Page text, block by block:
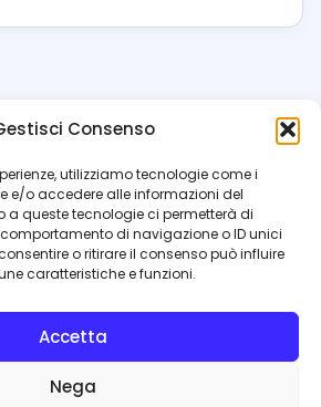
Consenso
utilizziamo tecnologie come i
e/o accedere alle informazioni del
a queste tecnologie ci permetterà di
di navigazione o ID unici
o ritirare il consenso può influire
caratteristiche e funzioni.
Accetta
Nega
.it
tifosi del Napoli. News, interviste,
Testata giornalistica registrata
48 dell’08/10/2012). Direttore Luca